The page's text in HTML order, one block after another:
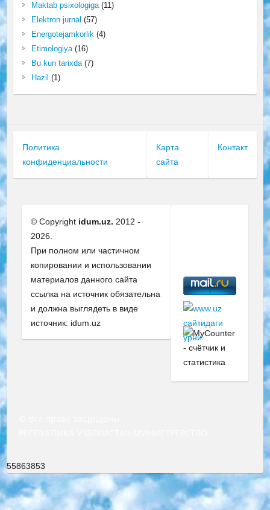
Maktab psixologiga(11)
Elektron jurnal (57)
Energotejamkorlik(4)
Etimologiya(16)
Bu kun tarixda(7)
Hazil (1)
Политика
конфиденциальности
Карта
сайта
Контакт
© Copyright idum.uz. 2012 -
2026.
При полном или частичном
копировании и использовании
материалов данного сайта
ссылка на источник обязательна
и должна выглядеть в виде
источник: idum.uz
55863853